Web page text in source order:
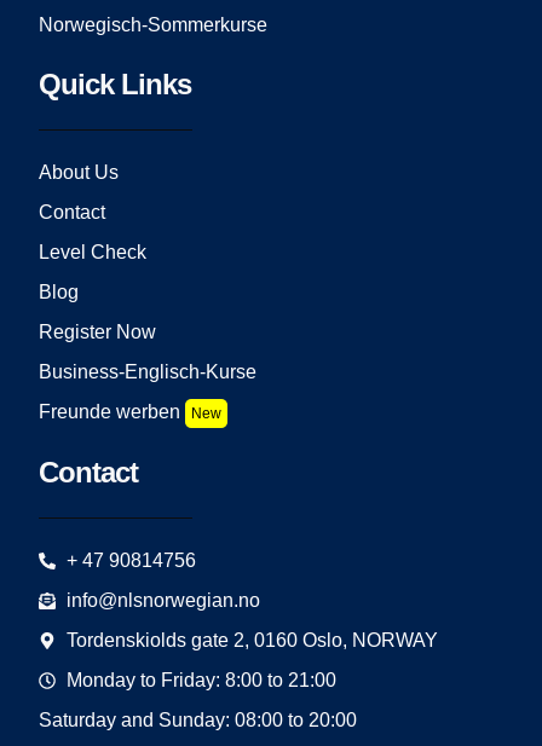
Norwegisch-Sommerkurse
Quick Links
About Us
Contact
Level Check
Blog
Register Now
Business-Englisch-Kurse
Freunde werben
New
Contact
+ 47 90814756
info@nlsnorwegian.no
Tordenskiolds gate 2, 0160 Oslo, NORWAY
Monday to Friday: 8:00 to 21:00
Saturday and Sunday: 08:00 to 20:00